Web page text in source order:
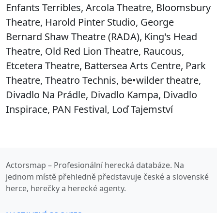
Enfants Terribles, Arcola Theatre, Bloomsbury
Theatre, Harold Pinter Studio, George
Bernard Shaw Theatre (RADA), King's Head
Theatre, Old Red Lion Theatre, Raucous,
Etcetera Theatre, Battersea Arts Centre, Park
Theatre, Theatro Technis, be•wilder theatre,
Divadlo Na Prádle, Divadlo Kampa, Divadlo
Inspirace, PAN Festival, Loď Tajemství
Actorsmap – Profesionální herecká databáze. Na
jednom místě přehledně představuje české a slovenské
herce, herečky a herecké agenty.